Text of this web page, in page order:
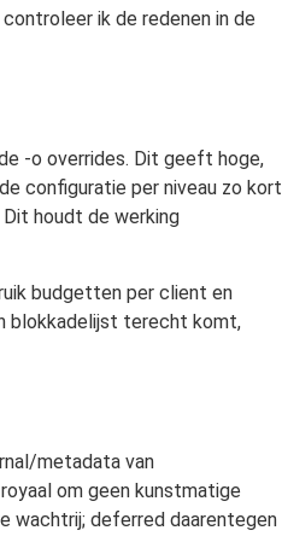
ik de redenen in de
-o overrides. Dit geeft hoge,
configuratie per niveau zo kort
houdt de werking
budgetten per client en
blokkadelijst terecht komt,
metadata van
om geen kunstmatige
wachtrij; deferred daarentegen